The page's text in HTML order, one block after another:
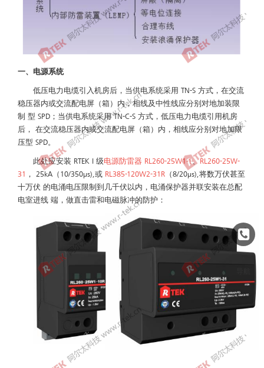
一、电源系统
低压电力电缆引入机房后，当供电系统采用 TN-S 方式，在交流
稳压器内或交流配电屏（箱）内，相线及中性线应分别对地加装限
制 型 SPD；当供电系统采用 TN-C-S 方式，低压电力电缆引用机房
后， 在交流稳压器内或交流配电屏（箱）内，相线应分别对地加限
压型 SPD。
此处应安装 RTEK I 级电源防雷器 RL260-25W1-1、RL260-25W-
31 ， 25kA（10/350μs),或 RL385-120W2-31R （8/20μs),将数万伏甚至
十万伏 的电涌电压限制到几千伏以内，电涌保护器并联安装在总配
电室进线 端，做直击雷和电磁脉冲的防护：